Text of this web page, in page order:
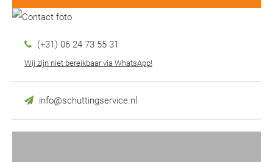
(+31) 06 24 73 55 31
Wij zijn niet bereikbaar via WhatsApp!
info@schuttingservice.nl